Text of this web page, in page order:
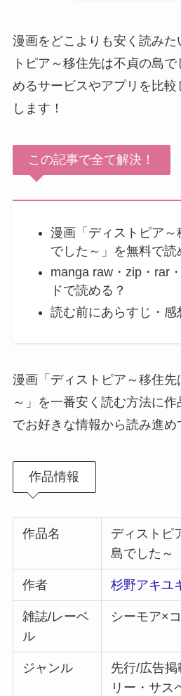
漫画をどこよりも安く読みた
トピア～移住先は不貞の島
めるサービスやアプリを比
します！
この記事で全て解決！
漫画「ディストピア～
でした～」を無料で読
manga raw・zip・rar
ドで読める？
読む前にあらすじ・感
漫画「ディストピア～移住先
～」を一番安く読む方法に
でお好きな情報から読み進め
作品情報
作品名
ディストピ
島でした～
作者 杉野アキユ
雑誌/レーベ
ル
シーモア×
ジャンル
先行/広告
リー・サス